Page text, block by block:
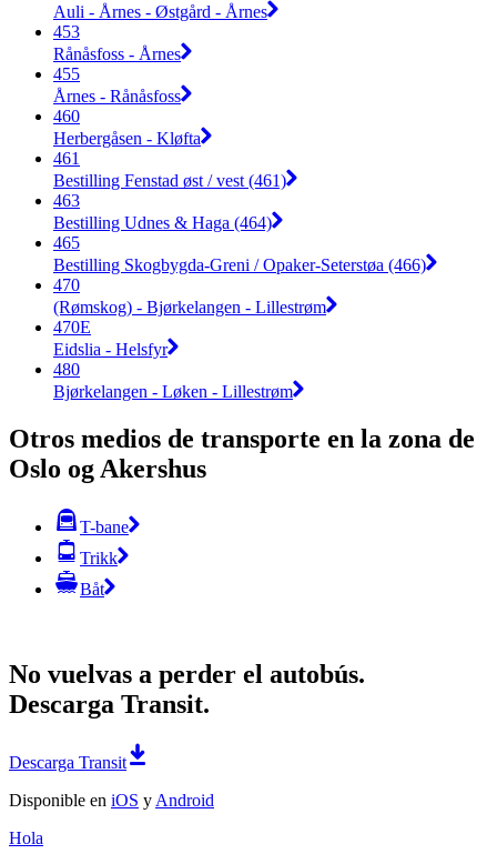
Auli - Årnes - Østgård - Årnes
453
Rånåsfoss - Årnes
455
Årnes - Rånåsfoss
460
Herbergåsen - Kløfta
461
Bestilling Fenstad øst / vest (461)
463
Bestilling Udnes & Haga (464)
465
Bestilling Skogbygda-Greni / Opaker-Seterstøa (466)
470
(Rømskog) - Bjørkelangen - Lillestrøm
470E
Eidslia - Helsfyr
480
Bjørkelangen - Løken - Lillestrøm
Otros medios de transporte en la zona de
Oslo og Akershus
T-bane
Trikk
Båt
No vuelvas a perder el autobús.
Descarga Transit.
Descarga Transit
Disponible en iOS y Android
Hola